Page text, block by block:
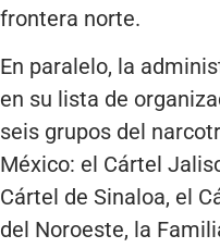
frontera norte.
En paralelo, la
en su lista de
seis grupos del
México: el Cártel
Cártel de Sinaloa, el
del Noroeste, la